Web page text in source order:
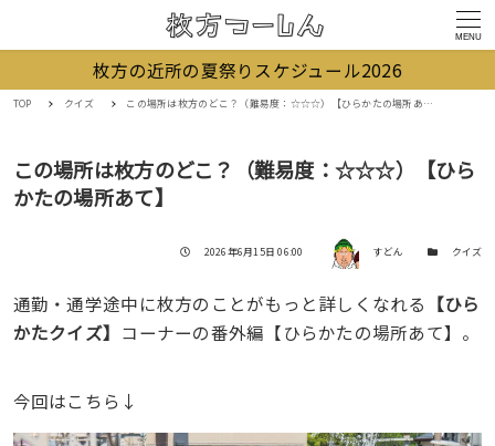
MENU
枚方の近所の夏祭りスケジュール2026
TOP クイズ この場所は枚方のどこ？（難易度：☆☆☆）【ひらかたの場所あて】
この場所は枚方のどこ？（難易度：☆☆☆）【ひら
かたの場所あて】
投稿日
2026年6月15日 06:00 著者 すどん カテゴリー
クイズ
通勤・通学途中に枚方のことがもっと詳しくなれる 【ひら
かたクイズ】 コーナーの番外編【ひらかたの場所あて】。
今回はこちら↓